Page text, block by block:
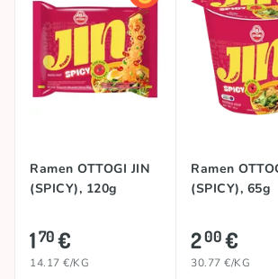
Ramen OTTOGI JIN
(SPICY), 120g
170€
14.17 €/KG
Ramen
(SPICY), 65g
200€
30.77 €/KG